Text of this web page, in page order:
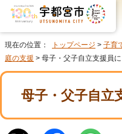
現在の位置： トップページ > 子育
庭の支援 > 母子・父子自立支援員
母子・父子自立